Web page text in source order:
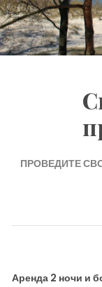
ПРОВЕДИТЕ
Аренда 2 ночи и